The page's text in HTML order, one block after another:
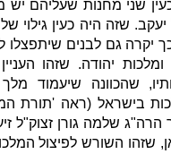
שני מחנות שעליהם יש
.שזה היה כעין גילוי
גם לבנים שיתפצלו
יהודה.שזהו
,שהכוונה שיעמוד מלך
בישראל(ראה'תורת
"ג שלמה גורן זצוק"ל זיע"
שזהו השורש לפיצול